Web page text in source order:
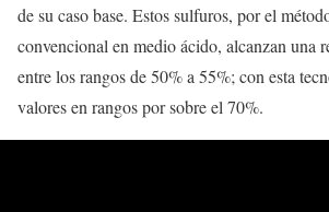
de su caso base. Estos sulfuros, por el
convencional en medio ácido, alcanzan una
entre los rangos de 50% a 55%; con esta
valores en rangos por sobre el 70%.